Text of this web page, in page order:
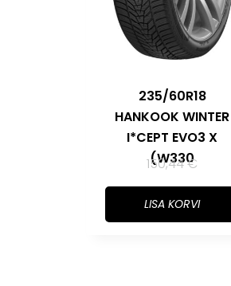
235/60R18
HANKOOK WINTER
I*CEPT EVO3 X
(W330
150,44€
LISA KORVI